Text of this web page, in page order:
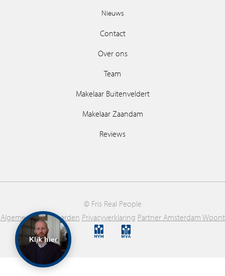
Nieuws
Contact
Over ons
Team
Makelaar Buitenveldert
Makelaar Zaandam
Reviews
© Fris Real People
Algemene voorwaarden Privacyverklaring Partner Amsterdam Woont
Klik hier